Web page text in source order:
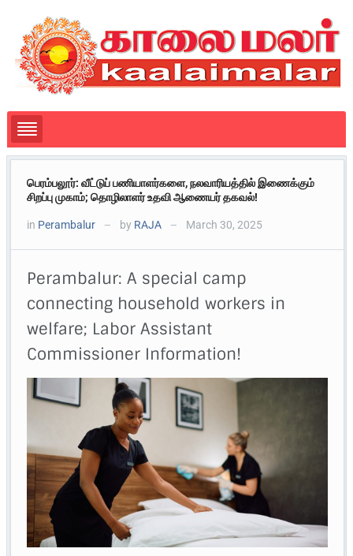
பெரம்பலூர்: வீட்டுப் பணியாளர்களை, நலவாரியத்தில் இணைக்கும்
சிறப்பு முகாம்; தொழிலாளர் உதவி ஆணையர் தகவல்!
in Perambalur — by RAJA — March 30, 2025
Perambalur: A special camp
connecting household workers in
welfare; Labor Assistant
Commissioner Information!